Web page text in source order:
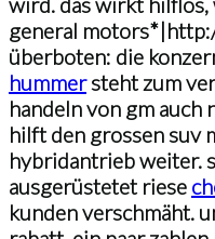
general
überboten: die
hummersteht zum
handeln von gm auch
hilft den grossen suv
hybridantrieb weiter.
ausgerüstetet riese
kunden verschmäht.